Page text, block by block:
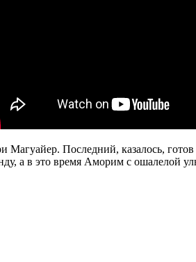
Последний, казалось, готов
а в это время Аморим с